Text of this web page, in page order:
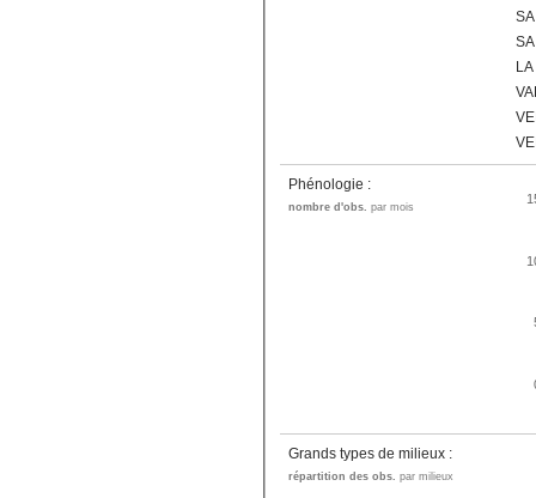
Phénologie :
nombre d'obs. par mois
Grands types de milieux :
répartition des obs. par milieux